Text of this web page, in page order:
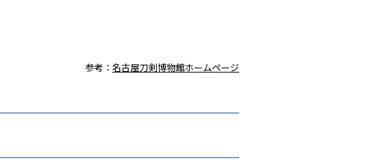
参考： 名古屋刀剣博物館ホームページ